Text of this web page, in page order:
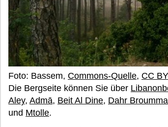
Foto: Bassem, Commons-Quelle, CC
Die Bergseite können Sie über
Aley, Admā, Beit Al Dine, Dahr
und Mtolle.